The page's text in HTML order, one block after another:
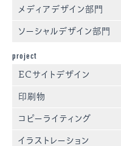
メディアデザイン部門
ソーシャルデザイン部門
project
ECサイトデザイン
印刷物
コピーライティング
イラストレーション